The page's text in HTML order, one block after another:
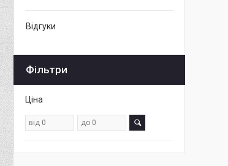
Відгуки
Фільтри
Ціна